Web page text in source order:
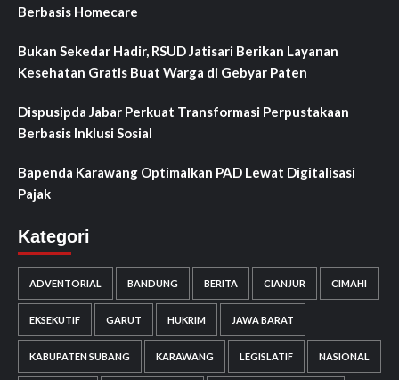
Berbasis Homecare
Bukan Sekedar Hadir, RSUD Jatisari Berikan Layanan
Kesehatan Gratis Buat Warga di Gebyar Paten
Dispusipda Jabar Perkuat Transformasi Perpustakaan
Berbasis Inklusi Sosial
Bapenda Karawang Optimalkan PAD Lewat Digitalisasi
Pajak
Kategori
ADVENTORIAL BANDUNG BERITA CIANJUR CIMAHI
EKSEKUTIF GARUT HUKRIM JAWA BARAT
KABUPATEN SUBANG KARAWANG LEGISLATIF NASIONAL